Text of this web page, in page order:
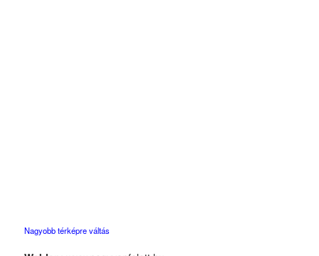
Nagyobb térképre váltás